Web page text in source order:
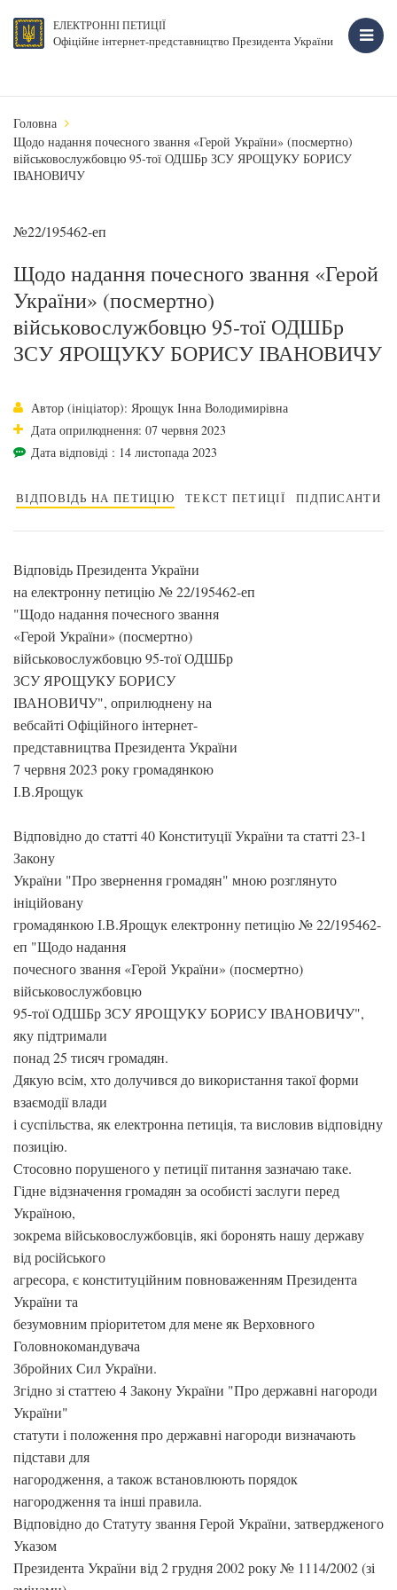
ЕЛЕКТРОННІ ПЕТИЦІЇ
Офіційне інтернет-представництво Президента України
Головна
Щодо надання почесного звання «Герой України» (посмертно)
військовослужбовцю 95-тої ОДШБр ЗСУ ЯРОЩУКУ БОРИСУ
ІВАНОВИЧУ
№22/195462-еп
Щодо надання почесного звання «Герой
України» (посмертно)
військовослужбовцю 95-тої ОДШБр
ЗСУ ЯРОЩУКУ БОРИСУ ІВАНОВИЧУ
Автор (ініціатор): Ярощук Інна Володимирівна
Дата оприлюднення: 07 червня 2023
Дата відповіді : 14 листопада 2023
ВІДПОВІДЬ НА ПЕТИЦІЮ ТЕКСТ ПЕТИЦІЇ ПІДПИСАНТИ
Відповідь Президента України
на електронну петицію № 22/195462-еп
"Щодо надання почесного звання
«Герой України» (посмертно)
військовослужбовцю 95-тої ОДШБр
ЗСУ ЯРОЩУКУ БОРИСУ
ІВАНОВИЧУ", оприлюднену на
вебсайті Офіційного інтернет-
представництва Президента України
7 червня 2023 року громадянкою
І.В.Ярощук
Відповідно до статті 40 Конституції України та статті 23-1
Закону
України "Про звернення громадян" мною розглянуто
ініційовану
громадянкою І.В.Ярощук електронну петицію № 22/195462-
еп "Щодо надання
почесного звання «Герой України» (посмертно)
військовослужбовцю
95-тої ОДШБр ЗСУ ЯРОЩУКУ БОРИСУ ІВАНОВИЧУ",
яку підтримали
понад 25 тисяч громадян.
Дякую всім, хто долучився до використання такої форми
взаємодії влади
і суспільства, як електронна петиція, та висловив відповідну
позицію.
Стосовно порушеного у петиції питання зазначаю таке.
Гідне відзначення громадян за особисті заслуги перед
Україною,
зокрема військовослужбовців, які боронять нашу державу
від російського
агресора, є конституційним повноваженням Президента
України та
безумовним пріоритетом для мене як Верховного
Головнокомандувача
Збройних Сил України.
Згідно зі статтею 4 Закону України "Про державні нагороди
України"
статути і положення про державні нагороди визначають
підстави для
нагородження, а також встановлюють порядок
нагородження та інші правила.
Відповідно до Статуту звання Герой України, затвердженого
Указом
Президента України від 2 грудня 2002 року № 1114/2002 (зі